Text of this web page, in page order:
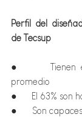
Perfil del
de Tecsup
●      Tienen
promedio
●      El 63% son
●      Son